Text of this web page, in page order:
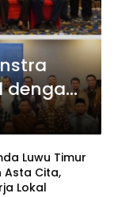
dengan
Luwu Timur
Asta Cita,
Lokal